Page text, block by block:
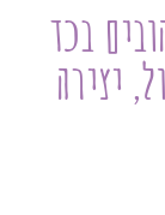
בכד
יצירה